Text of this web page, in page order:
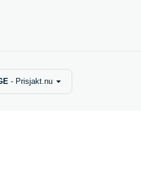
- Prisjakt.nu